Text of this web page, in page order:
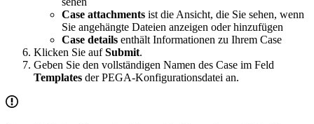
Case attachments ist die Ansicht, die Sie sehen, wenn
Sie angehängte Dateien anzeigen oder hinzufügen
Case details enthält Informationen zu Ihrem Case
Klicken Sie aufSubmit.
Geben Sie den vollständigen Namen des Case im Feld
Templates der PEGA-Konfigurationsdatei an.